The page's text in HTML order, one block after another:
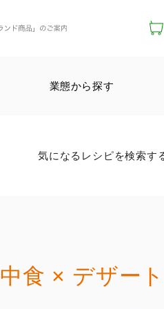
業態から探す
気になるレシピを検索す
中食 × デザート